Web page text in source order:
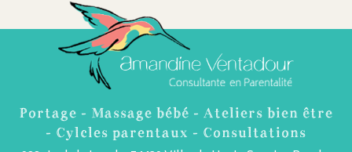
Portage - Massage bébé - Ateliers bien être
- Cylcles parentaux - Consultations